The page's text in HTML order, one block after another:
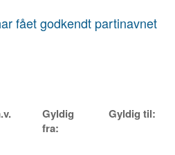
fået godkendt partinavnet
Gyldig
fra:
Gyldig til: